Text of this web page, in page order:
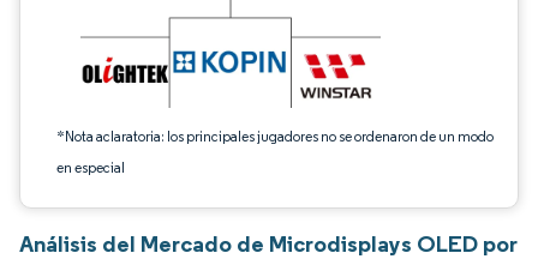
*Nota aclaratoria: los principales jugadores no se ordenaron de un modo
en especial
Análisis del Mercado de Microdisplays OLED por